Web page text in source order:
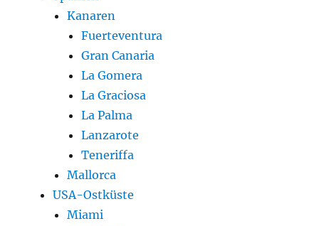
Kanaren
Fuerteventura
Gran Canaria
La Gomera
La Graciosa
La Palma
Lanzarote
Teneriffa
Mallorca
USA-Ostküste
Miami